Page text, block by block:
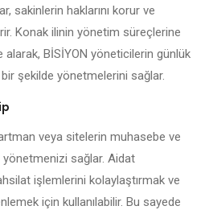
sakinlerin haklarını korur ve
Konak ilinin yönetim süreçlerine
BİSİYON yöneticilerin günlük
şekilde yönetmelerini sağlar.
veya sitelerin muhasebe ve
sağlar. Aidat
işlemlerini kolaylaştırmak ve
için kullanılabilir. Bu sayede